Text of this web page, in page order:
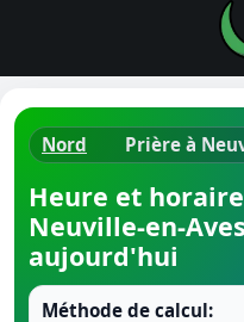
Nord Prière à
Heure et
Neuville-en-
aujourd'hui
Méthode de calcul: